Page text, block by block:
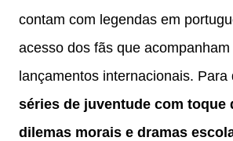
contam com legendas em
acesso dos fãs que
lançamentos internacionais. Para
séries de juventude com toque
dilemas morais e dramas